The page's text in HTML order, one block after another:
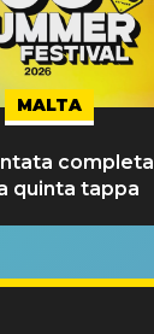
MALTA
completa
quinta tappa